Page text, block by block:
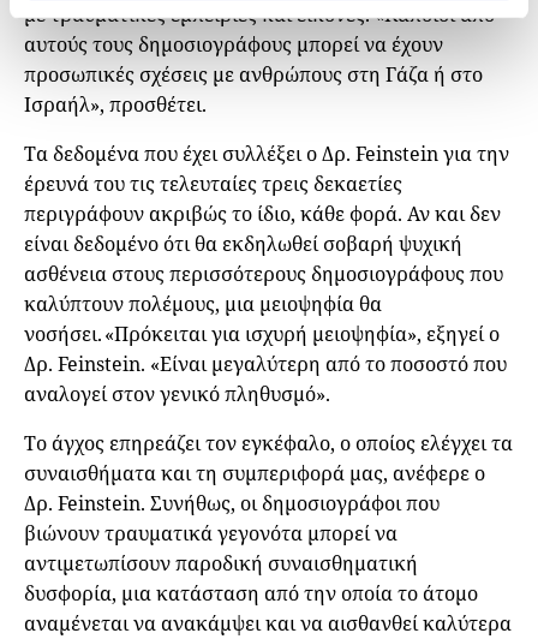
με τραυματικές εμπειρίες και εικόνες. «Κάποιοι από
αυτούς τους δημοσιογράφους μπορεί να έχουν
προσωπικές σχέσεις με ανθρώπους στη Γάζα ή στο
Ισραήλ», προσθέτει.
Τα δεδομένα που έχει συλλέξει ο Δρ. Feinstein για την
έρευνά του τις τελευταίες τρεις δεκαετίες
περιγράφουν ακριβώς το ίδιο, κάθε φορά. Αν και δεν
είναι δεδομένο ότι θα εκδηλωθεί σοβαρή ψυχική
ασθένεια στους περισσότερους δημοσιογράφους που
καλύπτουν πολέμους, μια μειοψηφία θα
νοσήσει. «Πρόκειται για ισχυρή μειοψηφία», εξηγεί ο
Δρ. Feinstein. «Είναι μεγαλύτερη από το ποσοστό που
αναλογεί στον γενικό πληθυσμό».
Το άγχος επηρεάζει τον εγκέφαλο, ο οποίος ελέγχει τα
συναισθήματα και τη συμπεριφορά μας, ανέφερε ο
Δρ. Feinstein. Συνήθως, οι δημοσιογράφοι που
βιώνουν τραυματικά γεγονότα μπορεί να
αντιμετωπίσουν παροδική συναισθηματική
δυσφορία, μια κατάσταση από την οποία το άτομο
αναμένεται να ανακάμψει και να αισθανθεί καλύτερα